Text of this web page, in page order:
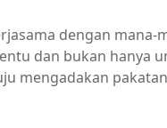
dengan mana-
dan bukan hanya
mengadakan